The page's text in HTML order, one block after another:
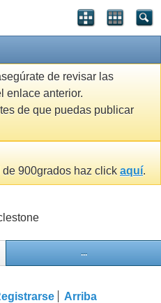
de revisar las
enlace anterior.
de que puedas publicar
de 900grados haz click aquí.
...
Arriba